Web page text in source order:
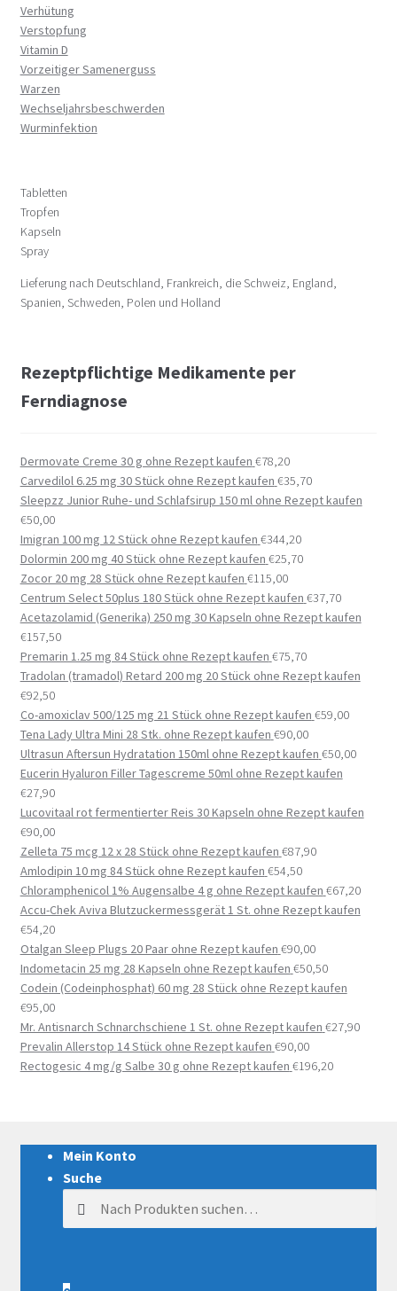
Verhütung
Verstopfung
Vitamin D
Vorzeitiger Samenerguss
Warzen
Wechseljahrsbeschwerden
Wurminfektion
Tabletten
Tropfen
Kapseln
Spray
Lieferung nach Deutschland, Frankreich, die Schweiz, England,
Spanien, Schweden, Polen und Holland
Rezeptpflichtige Medikamente per
Ferndiagnose
Dermovate Creme 30 g ohne Rezept kaufen €78,20
Carvedilol 6.25 mg 30 Stück ohne Rezept kaufen €35,70
Sleepzz Junior Ruhe- und Schlafsirup 150 ml ohne Rezept kaufen
€50,00
Imigran 100 mg 12 Stück ohne Rezept kaufen €344,20
Dolormin 200 mg 40 Stück ohne Rezept kaufen €25,70
Zocor 20 mg 28 Stück ohne Rezept kaufen €115,00
Centrum Select 50plus 180 Stück ohne Rezept kaufen €37,70
Acetazolamid (Generika) 250 mg 30 Kapseln ohne Rezept kaufen
€157,50
Premarin 1.25 mg 84 Stück ohne Rezept kaufen €75,70
Tradolan (tramadol) Retard 200 mg 20 Stück ohne Rezept kaufen
€92,50
Co-amoxiclav 500/125 mg 21 Stück ohne Rezept kaufen €59,00
Tena Lady Ultra Mini 28 Stk. ohne Rezept kaufen €90,00
Ultrasun Aftersun Hydratation 150ml ohne Rezept kaufen €50,00
Eucerin Hyaluron Filler Tagescreme 50ml ohne Rezept kaufen
€27,90
Lucovitaal rot fermentierter Reis 30 Kapseln ohne Rezept kaufen
€90,00
Zelleta 75 mcg 12 x 28 Stück ohne Rezept kaufen €87,90
Amlodipin 10 mg 84 Stück ohne Rezept kaufen €54,50
Chloramphenicol 1% Augensalbe 4 g ohne Rezept kaufen €67,20
Accu-Chek Aviva Blutzuckermessgerät 1 St. ohne Rezept kaufen
€54,20
Otalgan Sleep Plugs 20 Paar ohne Rezept kaufen €90,00
Indometacin 25 mg 28 Kapseln ohne Rezept kaufen €50,50
Codein (Codeinphosphat) 60 mg 28 Stück ohne Rezept kaufen
€95,00
Mr. Antisnarch Schnarchschiene 1 St. ohne Rezept kaufen €27,90
Prevalin Allerstop 14 Stück ohne Rezept kaufen €90,00
Rectogesic 4 mg/g Salbe 30 g ohne Rezept kaufen €196,20
Mein Konto
Suche